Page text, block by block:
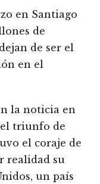
en Santiago
de
de ser el
en el
la noticia en
el triunfo de
el coraje de
realidad su
un país